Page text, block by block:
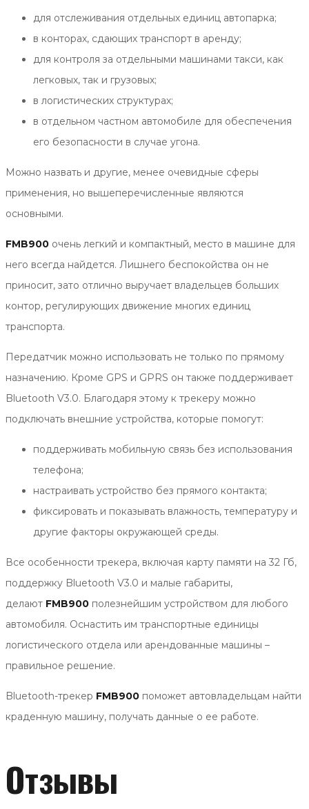
для отслеживания отдельных единиц автопарка;
в конторах, сдающих транспорт в аренду;
для контроля за отдельными машинами такси, как
легковых, так и грузовых;
в логистических структурах;
в отдельном частном автомобиле для обеспечения
его безопасности в случае угона.
Можно назвать и другие, менее очевидные сферы
применения, но вышеперечисленные являются
основными.
FMB900 очень легкий и компактный, место в машине для
него всегда найдется. Лишнего беспокойства он не
приносит, зато отлично выручает владельцев больших
контор, регулирующих движение многих единиц
транспорта.
Передатчик можно использовать не только по прямому
назначению. Кроме GPS и GPRS он также поддерживает
Bluetooth V3.0. Благодаря этому к трекеру можно
подключать внешние устройства, которые помогут:
поддерживать мобильную связь без использования
телефона;
настраивать устройство без прямого контакта;
фиксировать и показывать влажность, температуру и
другие факторы окружающей среды.
Все особенности трекера, включая карту памяти на 32 Гб,
поддержку Bluetooth V3.0 и малые габариты,
делают FMB900 полезнейшим устройством для любого
автомобиля. Оснастить им транспортные единицы
логистического отдела или арендованные машины –
правильное решение.
Bluetooth-трекер FMB900 поможет автовладельцам найти
краденную машину, получать данные о ее работе.
Отзывы